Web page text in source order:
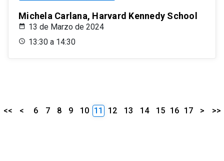
Michela Carlana, Harvard Kennedy School
13 de Marzo de 2024
13:30 a 14:30
<< < 6 7 8 9 10 11 12 13 14 15 16 17 > >>